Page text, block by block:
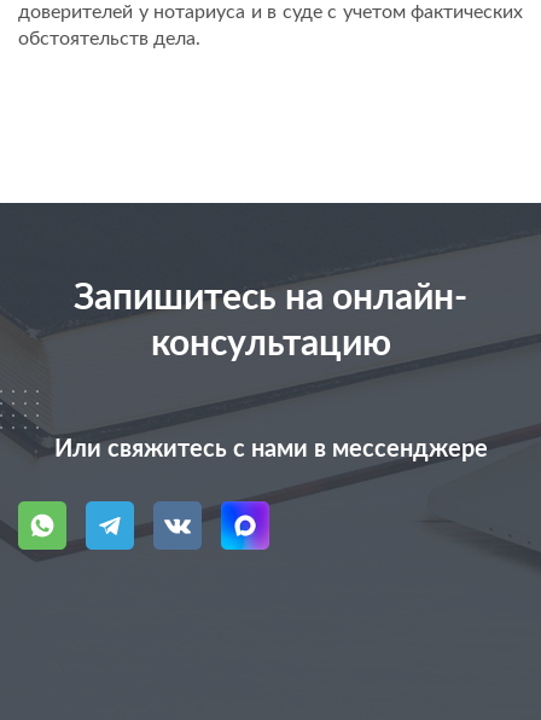
доверителей у нотариуса и в суде с учетом фактических
обстоятельств дела.
Запишитесь на онлайн-
консультацию
Или свяжитесь с нами в мессенджере